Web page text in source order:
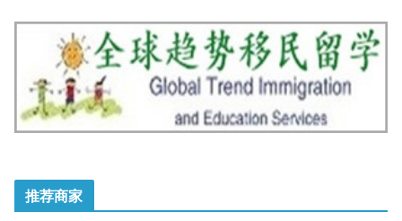
推荐商家